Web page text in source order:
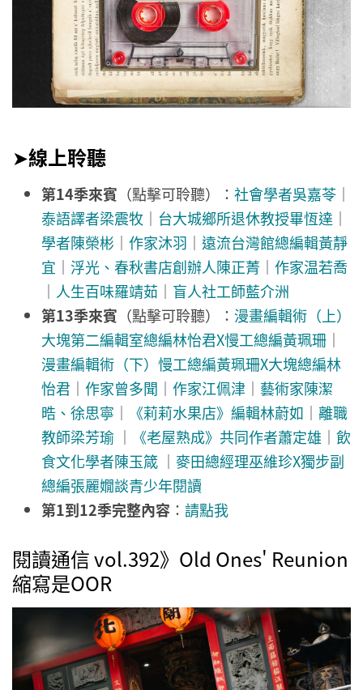
➤線上聆聽
第14季來賓 （點擊可聆聽）： 社會學者吳嘉苓 ｜
泰語譯者梁震牧 ｜ 台大城鄉所退休教授畢恆達 ｜
學者陳榮彬 ｜ 作家沐羽 ｜ 遠流台灣館總編輯黃靜
宜 ｜ 浮光、春秋書店創辦人陳正菁 ｜ 作家温若喬
｜ 人生百味羅靖茹 ｜ 盲人社工師藍介洲
第13季來賓 （點擊可聆聽）： 漫畫編輯術（上）
大塊第二編輯室總編林怡君X慢工總編黃珮珊 ｜
漫畫編輯術（下）慢工總編黃珮珊X大塊總編林
怡君 ｜ 作家曾多聞 ｜ 作家江佩津 ｜ 藝術家陳潔
晧、徐思寧 ｜ 《莉莉水果店》編輯林蔚如 ｜ 離職
教師梁芳瑜 ｜ 《老屋熟成》共同作者蕭定雄 ｜ 飲
食文化學者陳玉箴 ｜ 麥田總經理巫維珍X獨步副
總編張麗嫺談青少年閱讀
第1到12季完整內容 ： 請點我
閱讀通信 vol.392》Old Ones' Reunion
縮寫是OOR